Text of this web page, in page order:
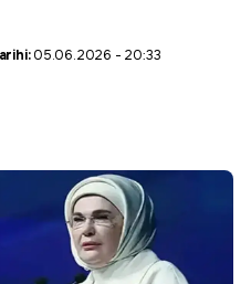
05.06.2026 - 20:33